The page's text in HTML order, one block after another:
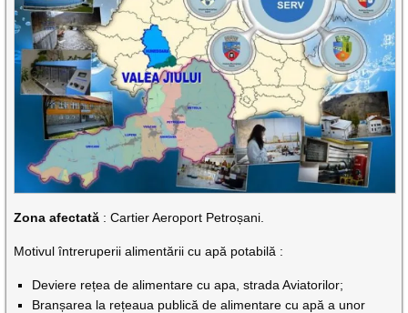
Zona afectată : Cartier Aeroport Petroșani.
Motivul întreruperii alimentării cu apă potabilă :
Deviere rețea de alimentare cu apa, strada Aviatorilor;
Branșarea la rețeaua publică de alimentare cu apă a unor